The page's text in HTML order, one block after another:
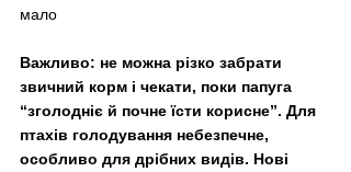
мало
Важливо: не можна різко забрати
звичний корм і чекати, поки папуга
“зголодніє й почне їсти корисне”. Для
птахів голодування небезпечне,
особливо для дрібних видів. Нові